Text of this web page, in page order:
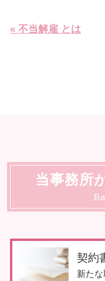
« 不当解雇 とは
当事務所
契約
新たな